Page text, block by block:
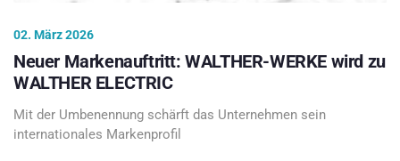
02. März 2026
Neuer Markenauftritt: WALTHER-WERKE wird zu
WALTHER ELECTRIC
Mit der Umbenennung schärft das Unternehmen sein
internationales Markenprofil